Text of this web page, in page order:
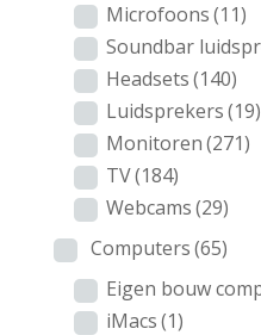
Microfoons(11)
Soundbar
Headsets(140)
Luidsprekers(19)
Monitoren(271)
TV(184)
Webcams(29)
Computers(65)
Eigen bouw
iMacs(1)